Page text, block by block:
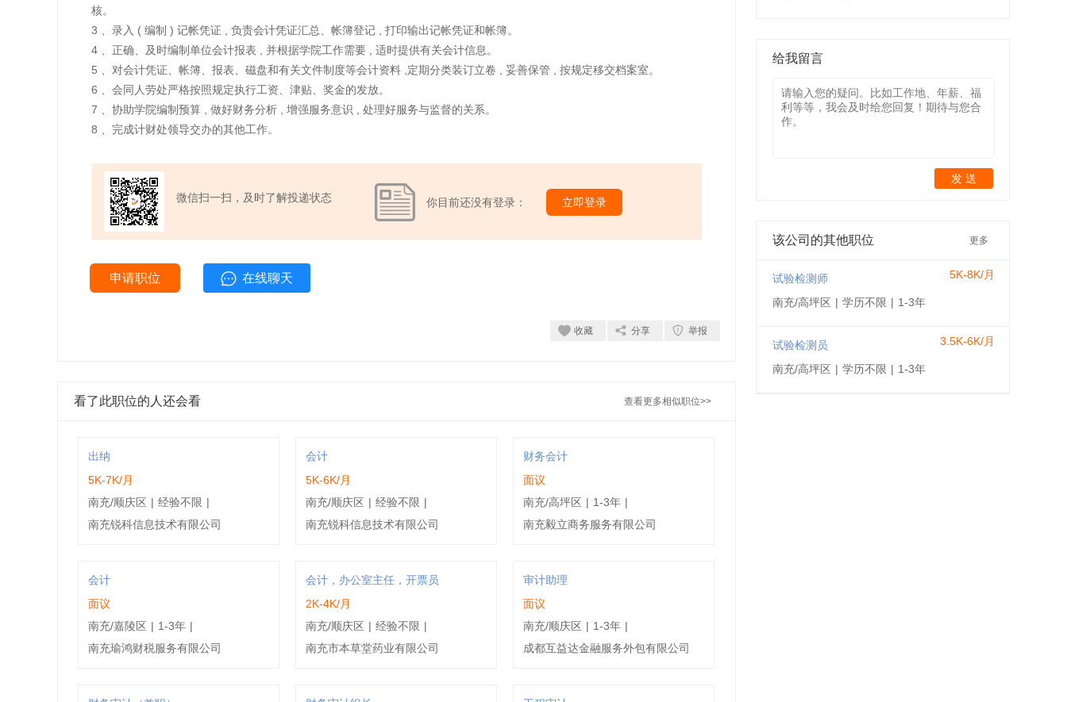
核。
3 、录入 ( 编制 ) 记帐凭证 , 负责会计凭证汇总、帐簿登记 , 打印输出记帐凭证和帐簿。
4 、正确、及时编制单位会计报表 , 并根据学院工作需要 , 适时提供有关会计信息。
5 、对会计凭证、帐簿、报表、磁盘和有关文件制度等会计资料 ,定期分类装订立卷 , 妥善保管 , 按规定移交档案室。
6 、会同人劳处严格按照规定执行工资、津贴、奖金的发放。
7 、协助学院编制预算 , 做好财务分析 , 增强服务意识 , 处理好服务与监督的关系。
8 、完成计财处领导交办的其他工作。
微信扫一扫，及时了解投递状态 你目前还没有登录： 立即登录
申请职位 在线聊天
收藏 分享 举报
看了此职位的人还会看 查看更多相似职位>>
出纳
5K-7K/月
南充/顺庆区 | 经验不限 |
南充锐科信息技术有限公司
会计
5K-6K/月
南充/顺庆区 | 经验不限 |
南充锐科信息技术有限公司
财务会计
面议
南充/高坪区 | 1-3年 |
南充毅立商务服务有限公司
会计
面议
南充/嘉陵区 | 1-3年 |
南充瑜鸿财税服务有限公司
会计，办公室主任，开票员
2K-4K/月
南充/顺庆区 | 经验不限 |
南充市本草堂药业有限公司
审计助理
面议
南充/顺庆区 | 1-3年 |
成都互益达金融服务外包有限公司
给我留言
发 送
该公司的其他职位 更多
试验检测师 5K-8K/月
南充/高坪区 | 学历不限 | 1-3年
试验检测员 3.5K-6K/月
南充/高坪区 | 学历不限 | 1-3年